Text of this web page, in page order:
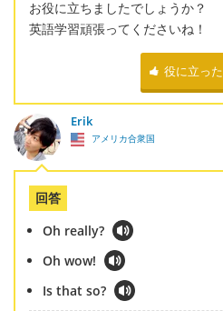
お役に立ちましたでしょうか？
英語学習頑張ってくださいね！
役に立った
Erik
アメリカ合衆国
回答
Oh really?
Oh wow!
Is that so?